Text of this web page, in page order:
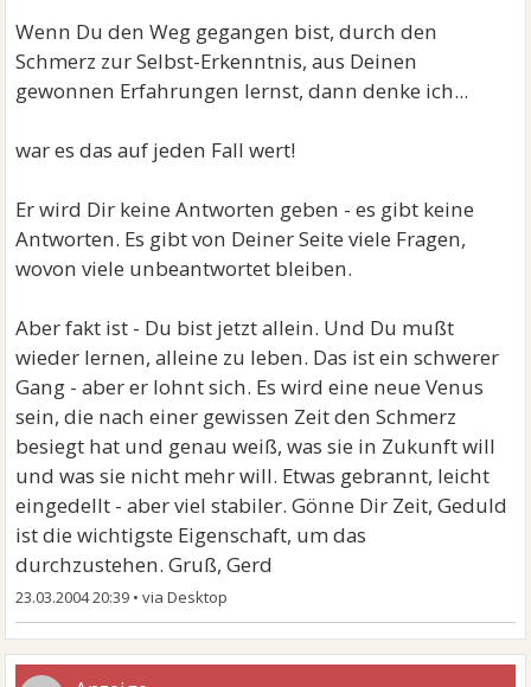
Wenn Du den Weg gegangen bist, durch den
Schmerz zur Selbst-Erkenntnis, aus Deinen
gewonnen Erfahrungen lernst, dann denke ich...
war es das auf jeden Fall wert!
Er wird Dir keine Antworten geben - es gibt keine
Antworten. Es gibt von Deiner Seite viele Fragen,
wovon viele unbeantwortet bleiben.
Aber fakt ist - Du bist jetzt allein. Und Du mußt
wieder lernen, alleine zu leben. Das ist ein schwerer
Gang - aber er lohnt sich. Es wird eine neue Venus
sein, die nach einer gewissen Zeit den Schmerz
besiegt hat und genau weiß, was sie in Zukunft will
und was sie nicht mehr will. Etwas gebrannt, leicht
eingedellt - aber viel stabiler. Gönne Dir Zeit, Geduld
ist die wichtigste Eigenschaft, um das
durchzustehen. Gruß, Gerd
23.03.2004 20:39 •